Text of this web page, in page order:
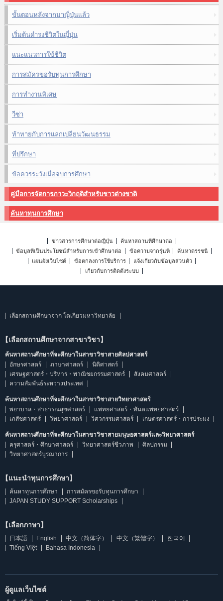
ขั้นตอนหลังจากมาญี่ปุ่นแล้ว
เริ่มต้นดำรงชีวิตในญี่ปุ่น
แนะแนวการใช้ชีวิต
การสมัครขอรับทุนการศึกษา
การทำงานพิเศษ
วีซ่า
ท้าทายกับการแลกเปลี่ยนวัฒนธรรม
ที่ปรึกษา
ข้อควรระวังเมื่อจบการศึกษา
คู่มือการจัดการภาวะวิกฤติสำหรับชาวต่างชาติ
ค้นหาทุนการศึกษา
ข่าวสารการศึกษาต่อญี่ปุ่น
ค้นหาสถานที่ศึกษาต่อ
ข้อมูลที่เป็นประโยชน์สำหรับการเข้าศึกษาต่อ
ข้อความจากรุ่นพี่
ค้นหาดรรชนี
แผนผังเว็บไซต์
ข้อตกลงการใช้บริการ
แจ้งเกี่ยวกับข้อมูลส่วนตัว
เกี่ยวกับการติดตั้งระบบ
เลือกสถานศึกษาจาก โตเกียวมหาวิทยาลัย
【เลือกสถานศึกษาจากสาขาวิชา】
ค้นหาสถานศึกษาที่จะศึกษาในสาขาวิชาสายศิลปศาสตร์
อักษรศาสตร์
ภาษาศาสตร์
นิติศาสตร์
เศรษฐศาสตร์・บริหาร・พาณิชยกรรมศาสตร์
สังคมศาสตร์
ความสัมพันธ์ระหว่างประเทศ
ค้นหาสถานศึกษาที่จะศึกษาในสาขาวิชาสายวิทยาศาสตร์
พยาบาล・สาธารณสุขศาสตร์
แพทยศาสตร์・ทันตแพทยศาสตร์
เภสัชศาสตร์
วิทยาศาสตร์ วิศวกรรมศาสตร์ เกษตรศาสตร์・การประมง
ค้นหาสถานศึกษาที่จะศึกษาในสาขาวิชาสายมนุษยศาสตร์และวิทยาศาสตร์
ครุศาสตร์・ศึกษาศาสตร์
วิทยาศาสตร์ชีวภาพ
ศิลปกรรม
วิทยาศาสตร์บูรณาการ
【แนะนำทุนการศึกษา】
ค้นหาทุนการศึกษา
การสมัครขอรับทุนการศึกษา
JAPAN STUDY SUPPORT Scholarships
【เลือกภาษา】
日本語 English 中文（简体字） 中文（繁體字）
한국어
Tiếng Việt
Bahasa Indonesia
ผู้ดูแลเว็บไซต์